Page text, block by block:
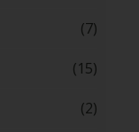
(7)
(15)
(2)